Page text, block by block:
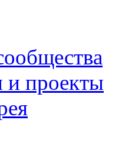
и проекты